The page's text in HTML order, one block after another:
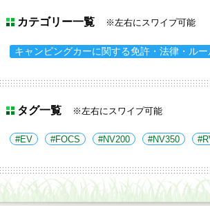
カテゴリー一覧 ※左右にスワイプ可能
キャンピングカーに関する免許・法律・ルー
タグ一覧 ※左右にスワイプ可能
EV FOCS NV200 NV350